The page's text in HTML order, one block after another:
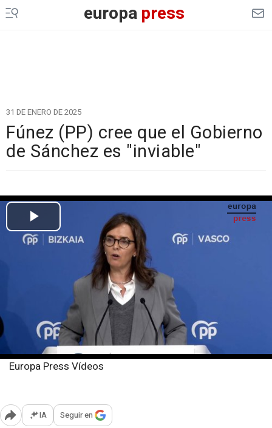
europapress
31 DE ENERO DE 2025
Fúnez (PP) cree que el Gobierno
de Sánchez es "inviable"
Europa Press Vídeos
Abrir opciones para compartir
IA Seguir en